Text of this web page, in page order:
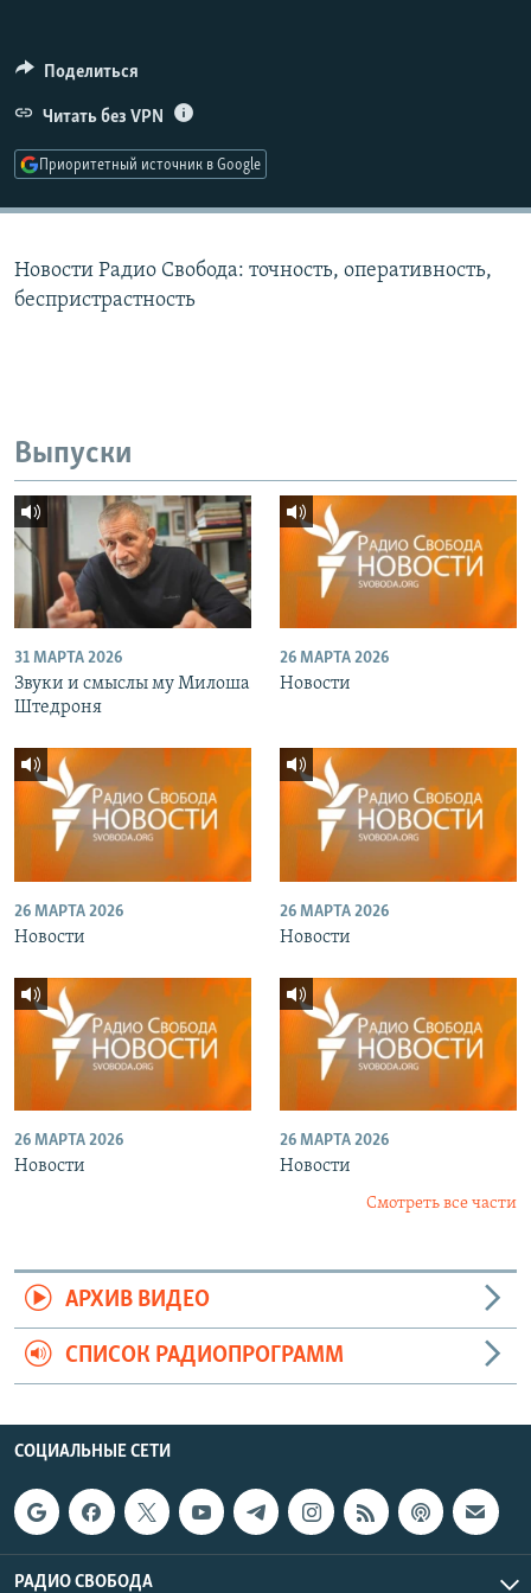
ПОДПИШИТЕСЬ НА РАССЫЛКУ
СОЦИАЛЬНЫЕ СЕТИ
Поделиться
Читать без VPN
Приоритетный источник в Google
Новости Радио Свобода: точность, оперативность,
беспристрастность
Выпуски
31 МАРТА 2026
Звуки и смыслы му Милоша
Штедроня
26 МАРТА 2026
Новости
26 МАРТА 2026
Новости
26 МАРТА 2026
Новости
26 МАРТА 2026
Новости
26 МАРТА 2026
Новости
Смотреть все части
АРХИВ ВИДЕО
СПИСОК РАДИОПРОГРАММ
СОЦИАЛЬНЫЕ СЕТИ
РАДИО СВОБОДА